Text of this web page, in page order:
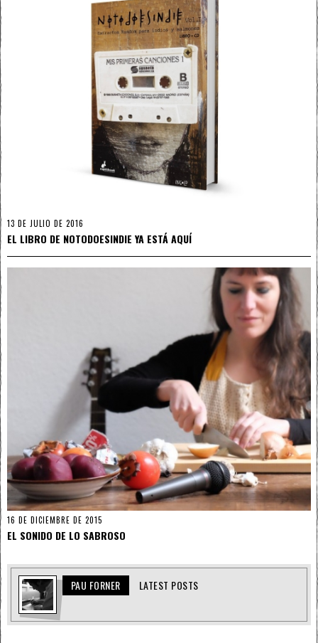
13 DE JULIO DE 2016
EL LIBRO DE NOTODOESINDIE YA ESTÁ AQUÍ
16 DE DICIEMBRE DE 2015
EL SONIDO DE LO SABROSO
PAU FORNER LATEST POSTS